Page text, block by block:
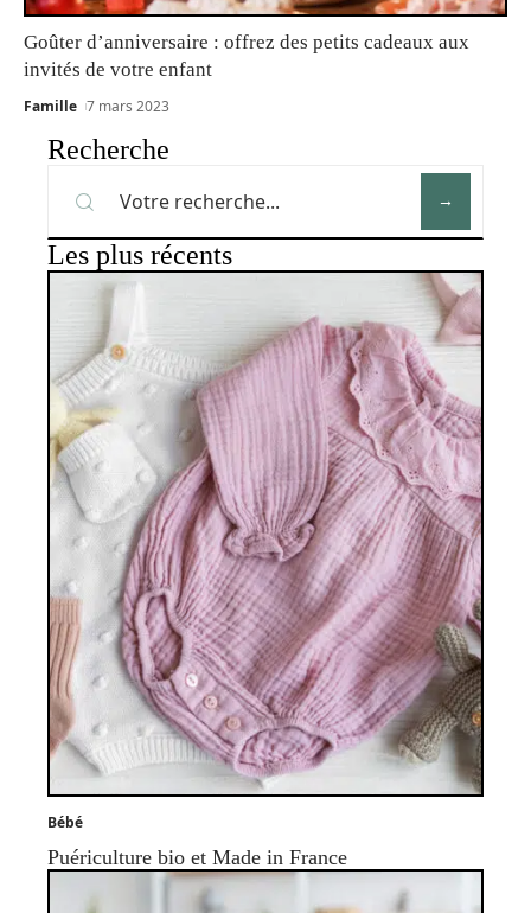
Goûter d’anniversaire : offrez des petits cadeaux aux
invités de votre enfant
Famille 7 mars 2023
Recherche
Les plus récents
Bébé
Puériculture bio et Made in France